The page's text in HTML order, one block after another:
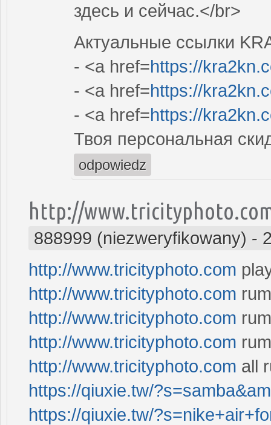
здесь и сейчас.</br>
Актуальные ссылки
- <a href=https://
- <a href=https://
- <a href=https://
Твоя персональная
odpowiedz
http://
888999 (niezweryfikowany) -
http://www.tricityphoto.com
http://www.tricityphoto.com
http://www.tricityphoto.com
http://www.tricityphoto.com
http://www.tricityphoto.com all
https://qiuxie.tw/
https://qiuxie.tw/